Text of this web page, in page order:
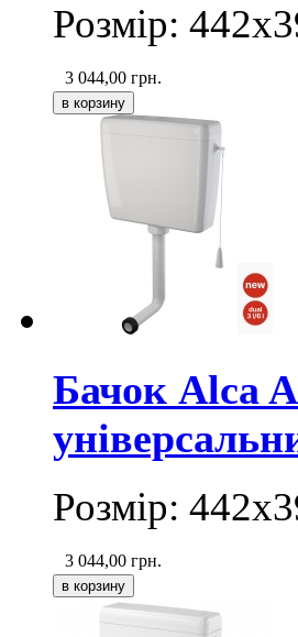
Розмір:
3 044,00 грн.
Бачок Alca
Розмір:
3 044,00 грн.